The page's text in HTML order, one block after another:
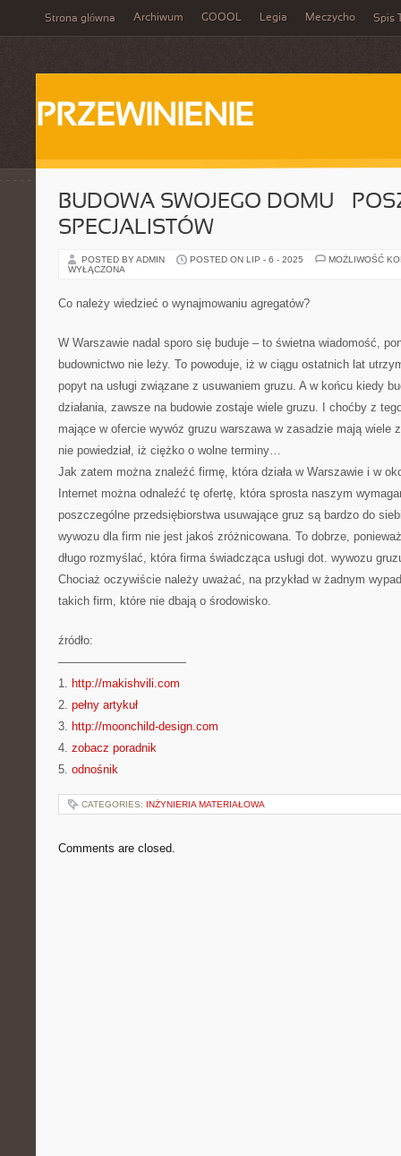
Strona główna Archiwum GOOOL Legia Meczycho Spis
PRZEWINIENIE
BUDOWA SWOJEGO DOMU –
SPECJALISTÓW
POSTED BY ADMIN POSTED ON LIP - 6 - 2025
MOŻLIWOŚĆ
WYŁĄCZONA
Co należy wiedzieć o wynajmowaniu agregatów?
W Warszawie nadal sporo się buduje – to świetna wiadomość,
budownictwo nie leży. To powoduje, iż w ciągu ostatnich lat
popyt na usługi związane z usuwaniem gruzu. A w końcu kiedy
działania, zawsze na budowie zostaje wiele gruzu. I choćby z
mające w ofercie wywóz gruzu warszawa w zasadzie mają wiele
nie powiedział, iż ciężko o wolne terminy…
Jak zatem można znaleźć firmę, która działa w Warszawie i w
Internet można odnaleźć tę ofertę, która sprosta naszym
poszczególne przedsiębiorstwa usuwające gruz są bardzo do
wywozu dla firm nie jest jakoś zróżnicowana. To dobrze,
długo rozmyślać, która firma świadcząca usługi dot. wywozu
Chociaż oczywiście należy uważać, na przykład w żadnym
takich firm, które nie dbają o środowisko.
źródło:
———————————
1. http://makishvili.com
2. pełny artykuł
3. http://moonchild-design.com
4. zobacz poradnik
5. odnośnik
CATEGORIES: INŻYNIERIA MATERIAŁOWA
Comments are closed.